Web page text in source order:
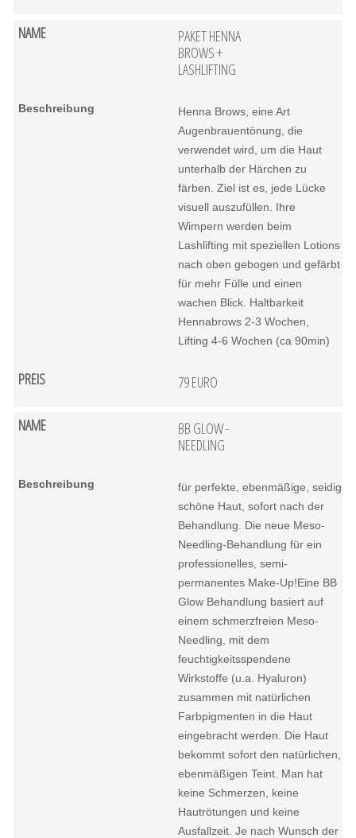
PAKET HENNA
BROWS +
LASHLIFTING
Henna Brows, eine Art
Augenbrauentönung, die
verwendet wird, um die Haut
unterhalb der Härchen zu
färben. Ziel ist es, jede Lücke
visuell auszufüllen. Ihre
Wimpern werden beim
Lashlifting mit speziellen Lotions
nach oben gebogen und gefärbt
für mehr Fülle und einen
wachen Blick. Haltbarkeit
Hennabrows 2-3 Wochen,
Lifting 4-6 Wochen (ca 90min)
79 EURO
BB GLOW -
NEEDLING
für perfekte, ebenmäßige, seidig
schöne Haut, sofort nach der
Behandlung. Die neue Meso-
Needling-Behandlung für ein
professionelles, semi-
permanentes Make-Up!Eine BB
Glow Behandlung basiert auf
einem schmerzfreien Meso-
Needling, mit dem
feuchtigkeitsspendene
Wirkstoffe (u.a. Hyaluron)
zusammen mit natürlichen
Farbpigmenten in die Haut
eingebracht werden. Die Haut
bekommt sofort den natürlichen,
ebenmäßigen Teint. Man hat
keine Schmerzen, keine
Hautrötungen und keine
Ausfallzeit. Je nach Wunsch der